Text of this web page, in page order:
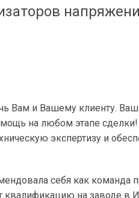
Вам и Вашему клиенту.
на любом этапе
экспертизу и
себя как команда
на заводе в